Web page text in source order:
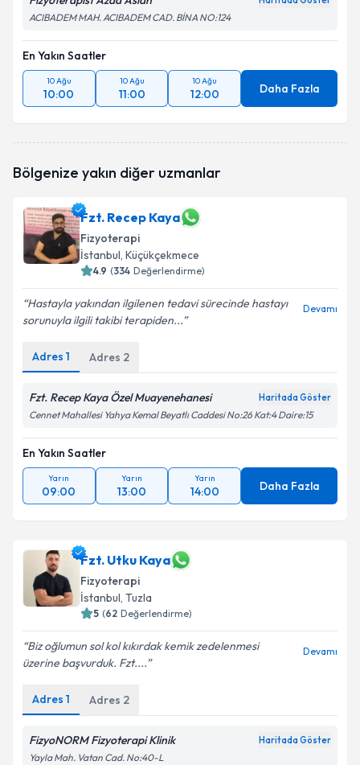
ACIBADEM MAH. ACIBADEM CAD. BİNA NO:124
En Yakın Saatler
10 Ağu
10:00
10 Ağu
11:00
10 Ağu
12:00 Daha Fazla
Bölgenize yakın diğer uzmanlar
Fzt. Recep Kaya
Fizyoterapi
İstanbul, Küçükçekmece
4.9 (334 Değerlendirme)
Hastayla yakından ilgilenen tedavi sürecinde hastayı
sorunuyla ilgili takibi terapiden...
Devamı
Adres 1 Adres 2
Fzt. Recep Kaya Özel Muayenehanesi Haritada Göster
Cennet Mahallesi Yahya Kemal Beyatlı Caddesi No:26 Kat:4 Daire:15
En Yakın Saatler
Yarın
09:00
Yarın
13:00
Yarın
14:00 Daha Fazla
Fzt. Utku Kaya
Fizyoterapi
İstanbul, Tuzla
5 (62 Değerlendirme)
Biz oğlumun sol kol kıkırdak kemik zedelenmesi
üzerine başvurduk. Fzt....
Devamı
Adres 1 Adres 2
FizyoNORM Fizyoterapi Klinik Haritada Göster
Yayla Mah. Vatan Cad. No:40-L